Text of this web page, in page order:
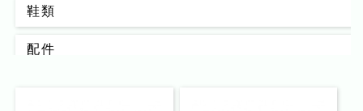
鞋類
配件